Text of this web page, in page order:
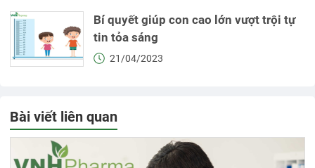
Bí quyết giúp con cao lớn vượt trội tự
tin tỏa sáng
21/04/2023
Bài viết liên quan